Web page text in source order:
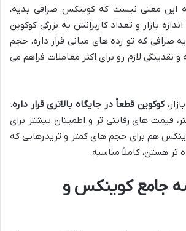
به این معنی نیست که کوینکس صرافی بدیه،
بازار و تعداد کاربرانش به بزرگی کوکوین
صرافی که تو رده های میانی قرار داره، حجم
نقدینگی لازم رو برای اکثر معاملات فراهم می
کوکوین قطعاً در جایگاه بالاتری قرار داره.
قیمت های رقابتی تر و اطمینان بیشتر برای
هم برای حجم های کمتر و تریدرهایی که
تر هستن، کاملاً مناسبه.
جامع کوینکس و